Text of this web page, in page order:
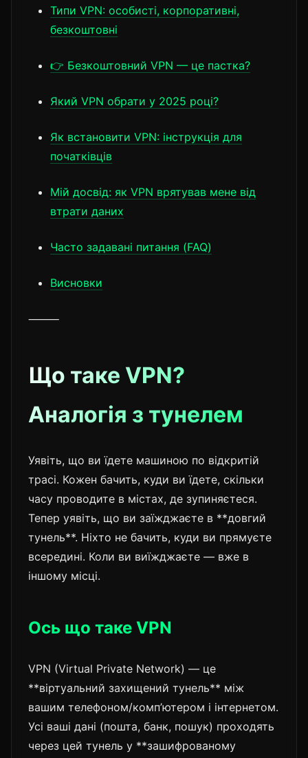
Типи VPN: особисті, корпоративні,
безкоштовні
👉 Безкоштовний VPN — це пастка?
Який VPN обрати у 2025 році?
Як встановити VPN: інструкція для
початківців
Мій досвід: як VPN врятував мене від
втрати даних
Часто задавані питання (FAQ)
Висновки
⸻
Що таке VPN?
Аналогія з тунелем
Уявіть, що ви їдете машиною по відкритій
трасі. Кожен бачить, куди ви їдете, скільки
часу проводите в містах, де зупиняєтеся.
Тепер уявіть, що ви заїжджаєте в **довгий
тунель**. Ніхто не бачить, куди ви прямуєте
всередині. Коли ви виїжджаєте — вже в
іншому місці.
Ось що таке VPN
VPN (Virtual Private Network) — це
**віртуальний захищений тунель** між
вашим телефоном/комп’ютером і інтернетом.
Усі ваші дані (пошта, банк, пошук) проходять
через цей тунель у **зашифрованому